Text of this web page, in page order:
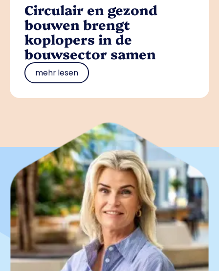
Circulair en gezond
bouwen brengt
koplopers in de
bouwsector samen
mehr lesen